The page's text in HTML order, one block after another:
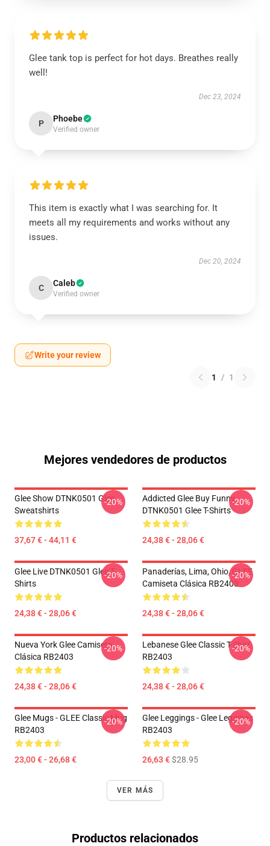
Glee tank top is perfect for hot days. Breathes really
well!
Dec 23, 2024
P Phoebe
Verified owner
This item is exactly what I was searching for. It
meets all my requirements and works without any
issues.
Dec 20, 2024
C Caleb
Verified owner
Write your review
1 / 1
Mejores vendedores de productos
Glee Show DTNK0501 Glee
Sweatshirts
37,67 € - 44,11 €
-20%
Addicted Glee Buy Funny
DTNK0501 Glee T-Shirts
24,38 € - 28,06 €
-20%
Glee Live DTNK0501 Glee T-
Shirts
24,38 € - 28,06 €
-20%
Panaderías, Lima, Ohio, GLEE
Camiseta Clásica RB2403
24,38 € - 28,06 €
-20%
Nueva York Glee Camiseta
Clásica RB2403
24,38 € - 28,06 €
-20%
Lebanese Glee Classic T-Shirt
RB2403
24,38 € - 28,06 €
-20%
Glee Mugs - GLEE Classic Mug
RB2403
23,00 € - 26,68 €
-20%
Glee Leggings - Glee Leggings
RB2403
26,63 €$28.95
-20%
VER MÁS
Productos relacionados